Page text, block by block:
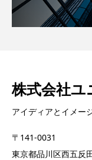
株式会社ユ
アイディアとイメー
〒141-0031
東京都品川区西五反